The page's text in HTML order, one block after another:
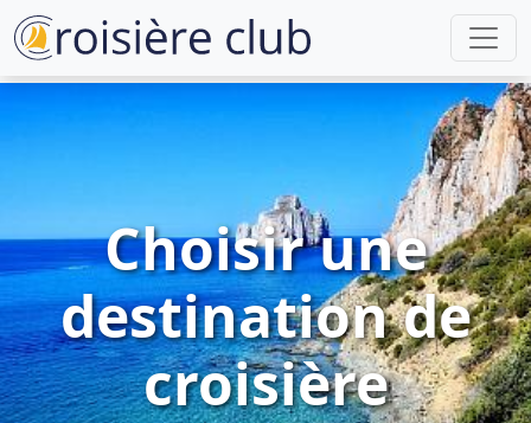
Choisir une
destination de
croisière